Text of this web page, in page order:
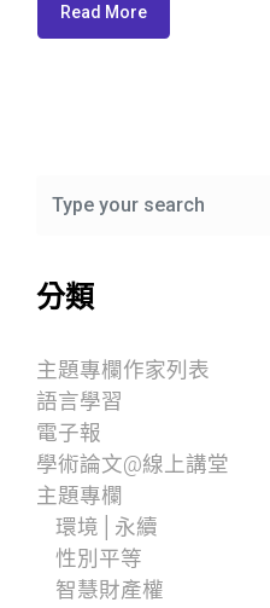
Read More
分類
主題專欄作家列表
語言學習
電子報
學術論文@線上講堂
主題專欄
環境│永續
性別平等
智慧財產權